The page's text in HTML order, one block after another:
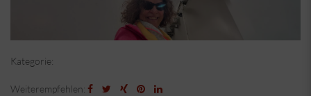
Kategorie:
Weiterempfehlen: